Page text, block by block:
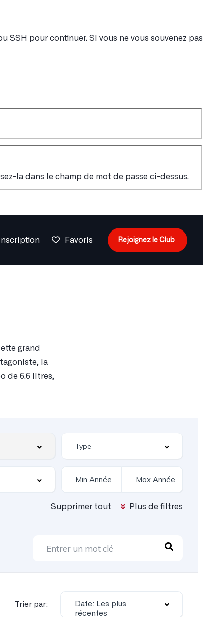
SSH pour continuer. Si vous ne vous souvenez pas
la dans le champ de mot de passe ci-dessus.
Inscription Favoris Rejoignez le Club
grand
la
de 6.6 litres,
Supprimer tout Plus de filtres
Trier par:
Date: Les plus
récentes